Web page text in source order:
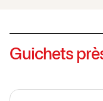
Guichets